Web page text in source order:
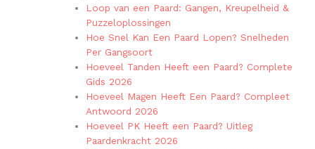
Loop van een Paard: Gangen, Kreupelheid &
Puzzeloplossingen
Hoe Snel Kan Een Paard Lopen? Snelheden
Per Gangsoort
Hoeveel Tanden Heeft een Paard? Complete
Gids 2026
Hoeveel Magen Heeft Een Paard? Compleet
Antwoord 2026
Hoeveel PK Heeft een Paard? Uitleg
Paardenkracht 2026